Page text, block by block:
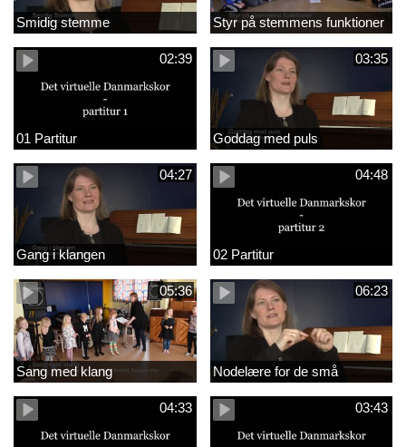
Smidig stemme Styr på stemmens funktioner
02:39
01 Partitur
03:35
Goddag med puls
04:27
Gang i klangen
04:48
02 Partitur
05:36
Sang med klang
06:23
Nodelære for de små
04:33 03:43